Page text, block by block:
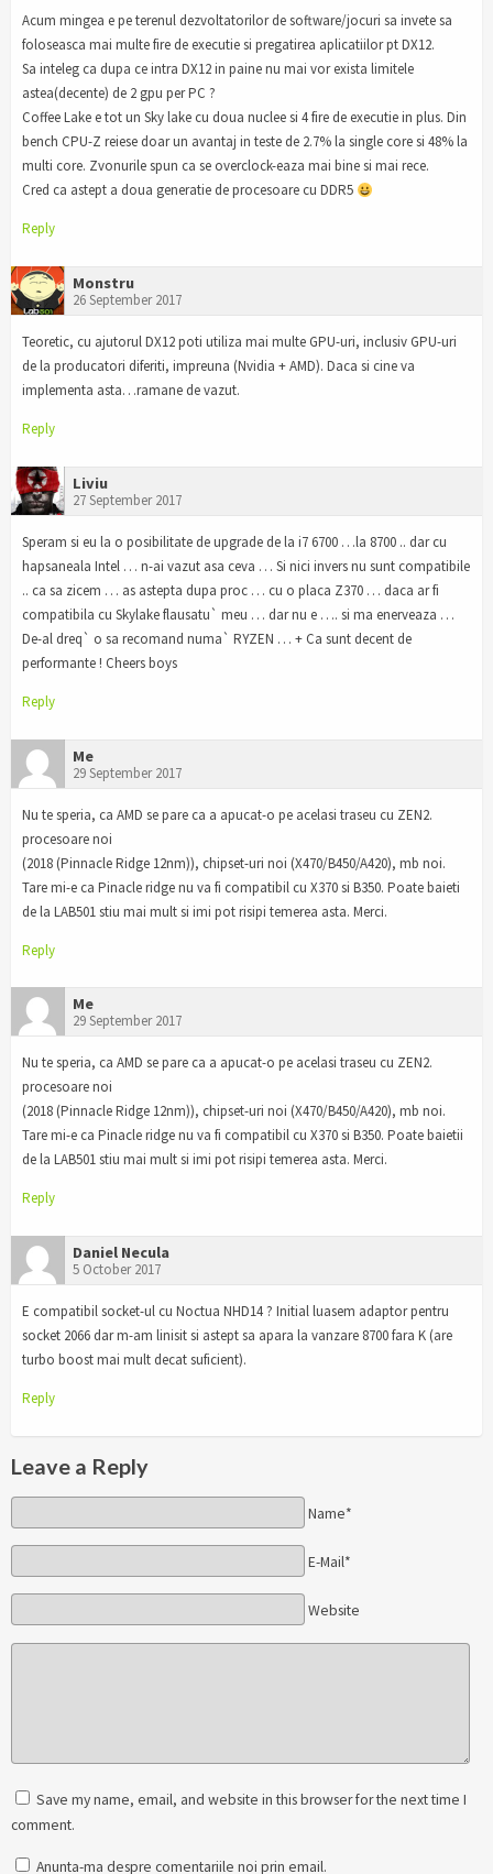
Acum mingea e pe terenul dezvoltatorilor de software/jocuri sa invete sa
foloseasca mai multe fire de executie si pregatirea aplicatiilor pt DX12.
Sa inteleg ca dupa ce intra DX12 in paine nu mai vor exista limitele
astea(decente) de 2 gpu per PC ?
Coffee Lake e tot un Sky lake cu doua nuclee si 4 fire de executie in plus. Din
bench CPU-Z reiese doar un avantaj in teste de 2.7% la single core si 48% la
multi core. Zvonurile spun ca se overclock-eaza mai bine si mai rece.
Cred ca astept a doua generatie de procesoare cu DDR5
Reply
Monstru
26 September 2017
Teoretic, cu ajutorul DX12 poti utiliza mai multe GPU-uri, inclusiv GPU-uri
de la producatori diferiti, impreuna (Nvidia + AMD). Daca si cine va
implementa asta…ramane de vazut.
Reply
Liviu
27 September 2017
Speram si eu la o posibilitate de upgrade de la i7 6700 …la 8700 .. dar cu
hapsaneala Intel … n-ai vazut asa ceva … Si nici invers nu sunt compatibile
.. ca sa zicem … as astepta dupa proc … cu o placa Z370 … daca ar fi
compatibila cu Skylake flausatu` meu … dar nu e …. si ma enerveaza …
De-al dreq` o sa recomand numa` RYZEN … + Ca sunt decent de
performante ! Cheers boys
Reply
Me
29 September 2017
Nu te speria, ca AMD se pare ca a apucat-o pe acelasi traseu cu ZEN2.
procesoare noi
(2018 (Pinnacle Ridge 12nm)), chipset-uri noi (X470/B450/A420), mb noi.
Tare mi-e ca Pinacle ridge nu va fi compatibil cu X370 si B350. Poate baieti
de la LAB501 stiu mai mult si imi pot risipi temerea asta. Merci.
Reply
Me
29 September 2017
Nu te speria, ca AMD se pare ca a apucat-o pe acelasi traseu cu ZEN2.
procesoare noi
(2018 (Pinnacle Ridge 12nm)), chipset-uri noi (X470/B450/A420), mb noi.
Tare mi-e ca Pinacle ridge nu va fi compatibil cu X370 si B350. Poate baietii
de la LAB501 stiu mai mult si imi pot risipi temerea asta. Merci.
Reply
Daniel Necula
5 October 2017
E compatibil socket-ul cu Noctua NHD14 ? Initial luasem adaptor pentru
socket 2066 dar m-am linisit si astept sa apara la vanzare 8700 fara K (are
turbo boost mai mult decat suficient).
Reply
Leave a Reply
Name*
E-Mail*
Website
Save my name, email, and website in this browser for the next time I
comment.
Anunta-ma despre comentariile noi prin email.